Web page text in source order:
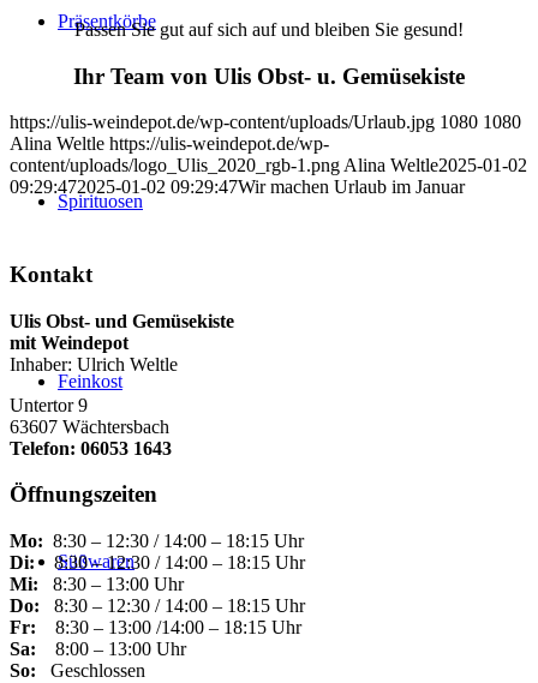
Präsentkörbe
Spirituosen
Feinkost
Süßwaren
Passen Sie gut auf sich auf und bleiben Sie gesund!
Ihr Team von Ulis Obst- u. Gemüsekiste
https://ulis-weindepot.de/wp-content/uploads/Urlaub.jpg 1080 1080
Alina Weltle https://ulis-weindepot.de/wp-
content/uploads/logo_Ulis_2020_rgb-1.png Alina Weltle2025-01-02
09:29:472025-01-02 09:29:47Wir machen Urlaub im Januar
Kontakt
Ulis Obst- und Gemüsekiste
mit Weindepot
Inhaber: Ulrich Weltle
Untertor 9
63607 Wächtersbach
Telefon: 06053 1643
Öffnungszeiten
Mo: 8:30 – 12:30 / 14:00 – 18:15 Uhr
Di: 8:30 – 12:30 / 14:00 – 18:15 Uhr
Mi: 8:30 – 13:00 Uhr
Do: 8:30 – 12:30 / 14:00 – 18:15 Uhr
Fr: 8:30 – 13:00 /14:00 – 18:15 Uhr
Sa: 8:00 – 13:00 Uhr
So: Geschlossen